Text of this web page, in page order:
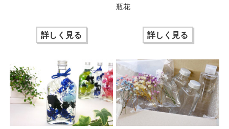
詳しく見る
瓶花
詳しく見る